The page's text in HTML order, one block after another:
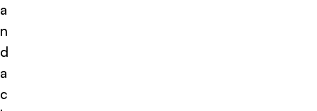
a
n
d
a
c